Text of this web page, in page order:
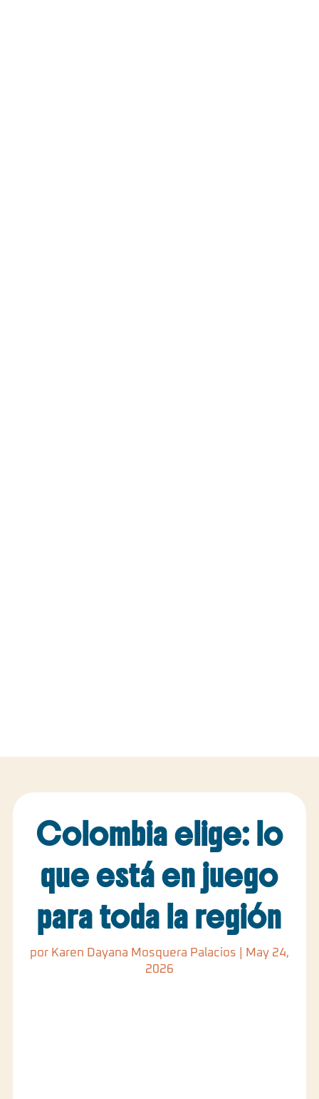
Colombia elige: lo
que está en juego
para toda la región
por Karen Dayana Mosquera Palacios
May 24,
2026